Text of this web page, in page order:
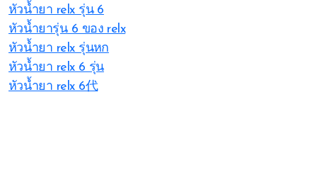
หัวน้ำยา relx รุ่น 6
หัวน้ำยารุ่น 6 ของ relx
หัวน้ำยา relx รุ่นหก
หัวน้ำยา relx 6 รุ่น
หัวน้ำยา relx 6代